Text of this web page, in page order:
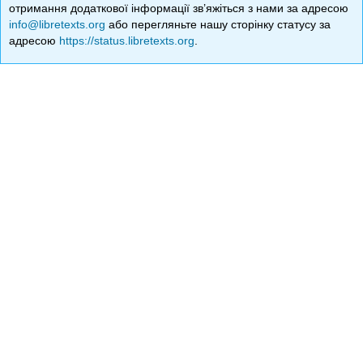
отримання додаткової інформації зв’яжіться з нами за адресою
info@libretexts.org або перегляньте нашу сторінку статусу за
адресою https://status.libretexts.org